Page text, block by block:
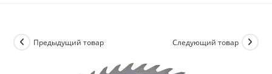
Предыдущий товар Следующий товар